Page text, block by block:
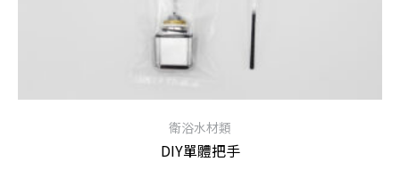
衛浴水材類
DIY單體把手